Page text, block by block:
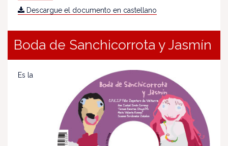
Descargue el documento en castellano
Boda de Sanchicorrota y Jasmín
Es la